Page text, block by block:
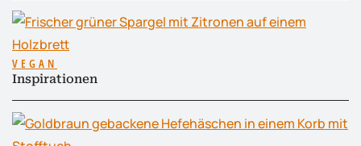
VEGAN
Inspirationen